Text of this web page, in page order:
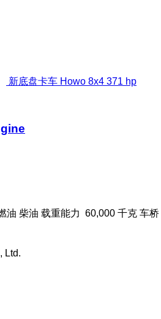
新底盘卡车 Howo 8x4 371 hp
油 柴油 载重能力 60,000 千克 车桥
Ltd.